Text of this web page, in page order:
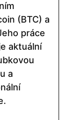
(BTC) a
práce
aktuální
a